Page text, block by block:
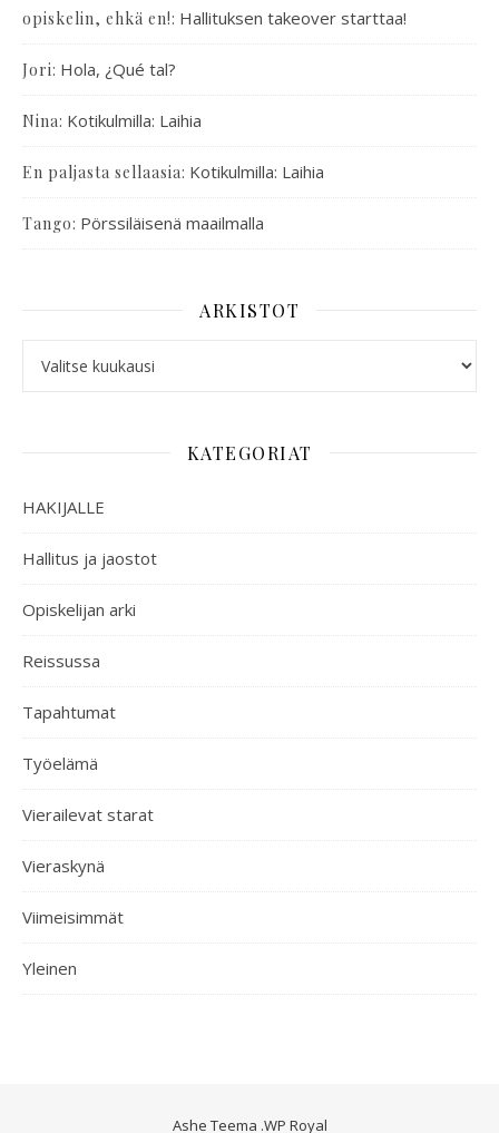
opiskelin, ehkä en!: Hallituksen takeover starttaa!
Jori: Hola, ¿Qué tal?
Nina: Kotikulmilla: Laihia
En paljasta sellaasia: Kotikulmilla: Laihia
Tango: Pörssiläisenä maailmalla
ARKISTOT
KATEGORIAT
HAKIJALLE
Hallitus ja jaostot
Opiskelijan arki
Reissussa
Tapahtumat
Työelämä
Vierailevat starat
Vieraskynä
Viimeisimmät
Yleinen
Ashe Teema .WP Royal